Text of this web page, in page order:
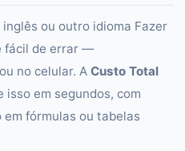
ou outro idioma Fazer
fácil de errar —
no celular. A Custo Total
isso em segundos, com
fórmulas ou tabelas